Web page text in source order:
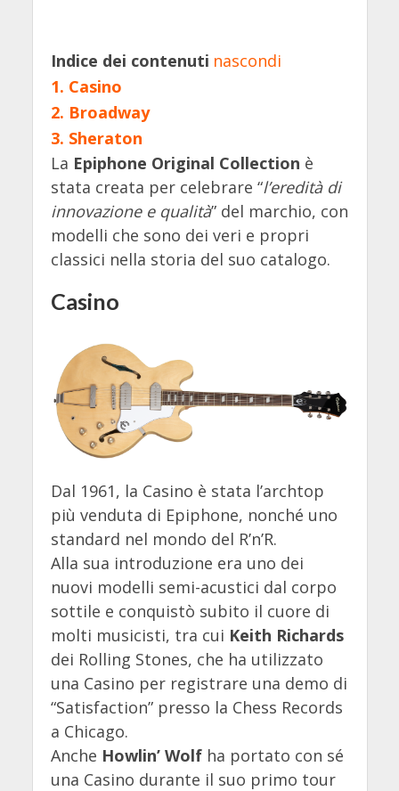
Indice dei contenuti nascondi
1. Casino
2. Broadway
3. Sheraton
La Epiphone Original Collection è
stata creata per celebrare “l’eredità di
innovazione e qualità” del marchio, con
modelli che sono dei veri e propri
classici nella storia del suo catalogo.
Casino
Dal 1961, la Casino è stata l’archtop
più venduta di Epiphone, nonché uno
standard nel mondo del R’n’R.
Alla sua introduzione era uno dei
nuovi modelli semi-acustici dal corpo
sottile e conquistò subito il cuore di
molti musicisti, tra cui Keith Richards
dei Rolling Stones, che ha utilizzato
una Casino per registrare una demo di
“Satisfaction” presso la Chess Records
a Chicago.
Anche Howlin’ Wolf ha portato con sé
una Casino durante il suo primo tour